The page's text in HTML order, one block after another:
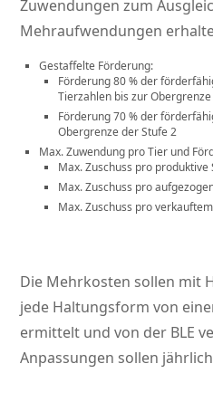
Zuwendungen zum
Mehraufwendungen
Gestaffelte Förderung:
Förderung 80 % der
Tierzahlen bis zur Obergrenze
Förderung 70 % der
Obergrenze der Stufe 2
Max. Zuwendung pro Tier und
Max. Zuschuss pro produktive
Max. Zuschuss pro
Max. Zuschuss pro
Die Mehrkosten sollen mit
jede Haltungsform von
ermittelt und von der BLE
Anpassungen sollen